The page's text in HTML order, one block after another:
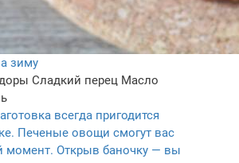
зиму
Сладкий перец Масло
всегда пригодится
Печеные овощи смогут вас
момент. Открыв баночку — вы